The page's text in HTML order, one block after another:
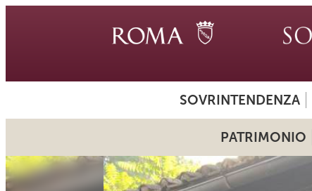
SOVRINTENDENZA
PATRIMONIO